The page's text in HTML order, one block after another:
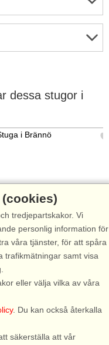
dessa stugor i
54232
137 m²
m till sjö/hav:.
hus med havsutsikt på
Brännö i Göteborgs
och rofyllt i en riktig
till aktiviteter och
tredjepartskakor. Vi
personlig information för
våra tjänster, för att spåra
trafikmätningar samt visa
eller välja vilka av våra
. Du kan också återkalla
säkerställa att vår